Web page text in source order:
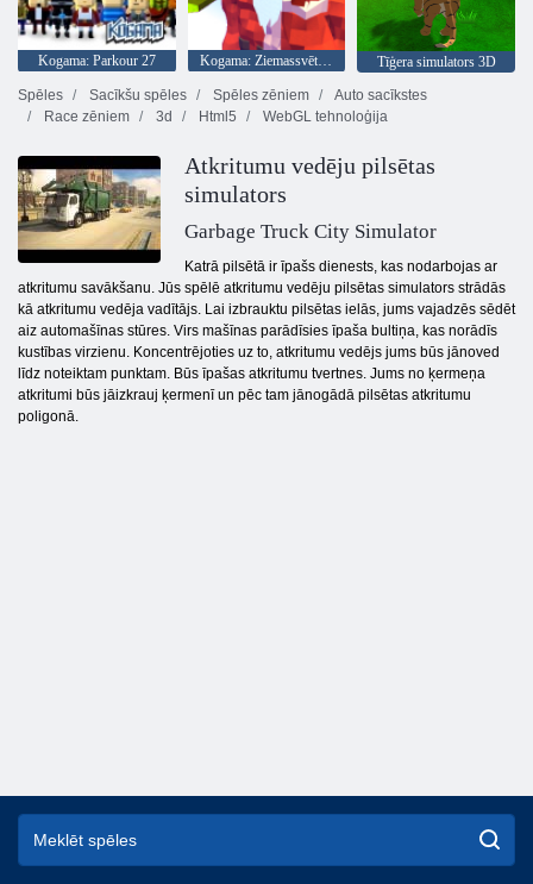
Kogama: Parkour 27 Kogama: Ziemassvētku parks
Tīģera simulators 3D
Spēles
Sacīkšu spēles Spēles zēniem
Auto sacīkstes
Race zēniem
3d Html5 WebGL tehnoloģija
Atkritumu vedēju pilsētas
simulators
Garbage Truck City Simulator
Katrā pilsētā ir īpašs dienests, kas nodarbojas ar
atkritumu savākšanu. Jūs spēlē atkritumu vedēju pilsētas simulators strādās
kā atkritumu vedēja vadītājs. Lai izbrauktu pilsētas ielās, jums vajadzēs sēdēt
aiz automašīnas stūres. Virs mašīnas parādīsies īpaša bultiņa, kas norādīs
kustības virzienu. Koncentrējoties uz to, atkritumu vedējs jums būs jānoved
līdz noteiktam punktam. Būs īpašas atkritumu tvertnes. Jums no ķermeņa
atkritumi būs jāizkrauj ķermenī un pēc tam jānogādā pilsētas atkritumu
poligonā.